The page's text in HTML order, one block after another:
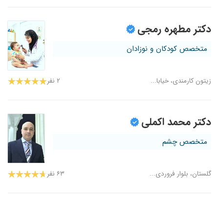
دکتر مطهره رمجی
متخصص کودکان و نوزادان
زیتون کارمندی، خیابا... ۲ نفر
دکتر محمد اکملی
متخصص چشم
گلستان، بلوار فروردی... ۶۳ نفر